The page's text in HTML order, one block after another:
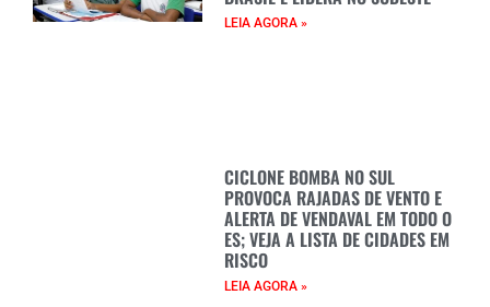
LEIA AGORA »
CICLONE BOMBA NO SUL
PROVOCA RAJADAS DE VENTO E
ALERTA DE VENDAVAL EM TODO O
ES; VEJA A LISTA DE CIDADES EM
RISCO
LEIA AGORA »